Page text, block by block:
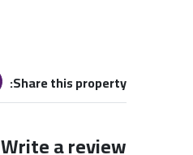
Share this property:
Write a review